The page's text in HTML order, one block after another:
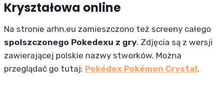
Kryształowa online
Na stronie arhn.eu zamieszczono też screeny całego
spolszczonego Pokedexu z gry. Zdjęcia są z wersji
zawierającej polskie nazwy stworków. Można
przeglądać go tutaj: Pokédex Pokémon Crystal.